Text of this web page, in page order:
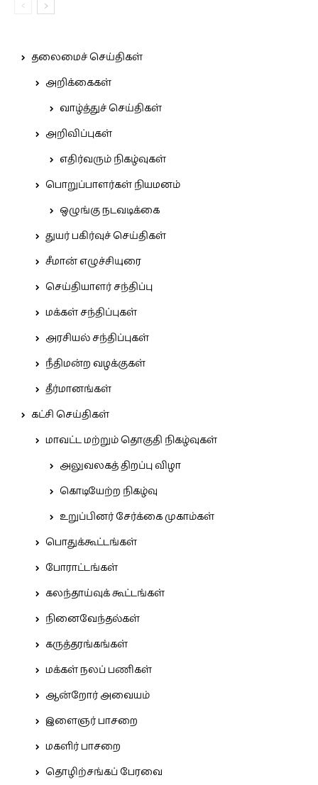
தலைமைச் செய்திகள்
அறிக்கைகள்
வாழ்த்துச் செய்திகள்
அறிவிப்புகள்
எதிர்வரும் நிகழ்வுகள்
பொறுப்பாளர்கள் நியமனம்
ஒழுங்கு நடவடிக்கை
துயர் பகிர்வுச் செய்திகள்
சீமான் எழுச்சியுரை
செய்தியாளர் சந்திப்பு
மக்கள் சந்திப்புகள்
அரசியல் சந்திப்புகள்
நீதிமன்ற வழக்குகள்
தீர்மானங்கள்
கட்சி செய்திகள்
மாவட்ட மற்றும் தொகுதி நிகழ்வுகள்
அலுவலகத் திறப்பு விழா
கொடியேற்ற நிகழ்வு
உறுப்பினர் சேர்க்கை முகாம்கள்
பொதுக்கூட்டங்கள்
போராட்டங்கள்
கலந்தாய்வுக் கூட்டங்கள்
நினைவேந்தல்கள்
கருத்தரங்கங்கள்
மக்கள் நலப் பணிகள்
ஆன்றோர் அவையம்
இளைஞர் பாசறை
மகளிர் பாசறை
தொழிற்சங்கப் பேரவை